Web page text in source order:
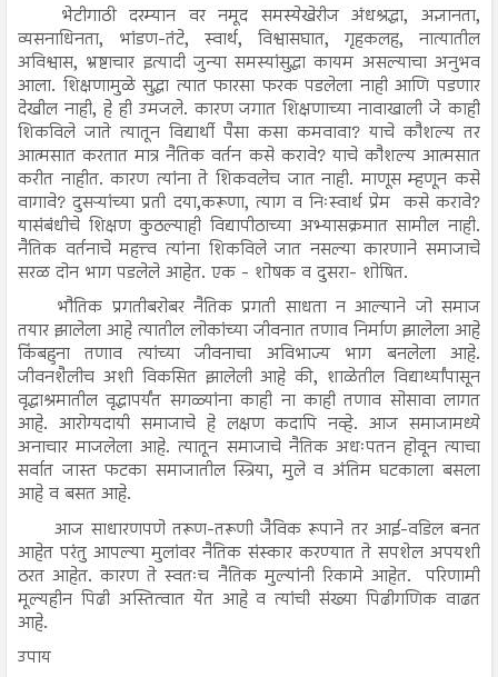
भेटीगाठी दरम्यान वर नमूद समस्येखेरीज अंधश्रद्धा, अज्ञानता,
व्यसनाधिनता, भांडण-तंटे, स्वार्थ, विश्वासघात, गृहकलह, नात्यातील
अविश्वास, भ्रष्टाचार इत्यादी जुन्या समस्यांसुद्धा कायम असल्याचा अनुभव
आला. शिक्षणामुळे सुद्धा त्यात फारसा फरक पडलेला नाही आणि पडणार
देखील नाही, हे ही उमजले. कारण जगात शिक्षणाच्या नावाखाली जे काही
शिकविले जाते त्यातून विद्यार्थी पैसा कसा कमवावा? याचे कौशल्य तर
आत्मसात करतात मात्र नैतिक वर्तन कसे करावे? याचे कौशल्य आत्मसात
करीत नाहीत. कारण त्यांना ते शिकवलेच जात नाही. माणूस म्हणून कसे
वागावे? दुसऱ्यांच्या प्रती दया,करूणा, त्याग व निःस्वार्थ प्रेम कसे करावे?
यासंबंधीचे शिक्षण कुठल्याही विद्यापीठाच्या अभ्यासक्रमात सामील नाही.
नैतिक वर्तनाचे महत्त्व त्यांना शिकविले जात नसल्या कारणाने समाजाचे
सरळ दोन भाग पडलेले आहेत. एक - शोषक व दुसरा- शोषित.
भौतिक प्रगतीबरोबर नैतिक प्रगती साधता न आल्याने जो समाज
तयार झालेला आहे त्यातील लोकांच्या जीवनात तणाव निर्माण झालेला आहे
किंबहुना तणाव त्यांच्या जीवनाचा अविभाज्य भाग बनलेला आहे.
जीवनशैलीच अशी विकसित झालेली आहे की, शाळेतील विद्यार्थ्यांपासून
वृद्धाश्रमातील वृद्धापर्यंत सगळ्यांना काही ना काही तणाव सोसावा लागत
आहे. आरोग्यदायी समाजाचे हे लक्षण कदापि नव्हे. आज समाजामध्ये
अनाचार माजलेला आहे. त्यातून समाजाचे नैतिक अधःपतन होवून त्याचा
सर्वात जास्त फटका समाजातील स्त्रिया, मुले व अंतिम घटकाला बसला
आहे व बसत आहे.
आज साधारणपणे तरूण-तरूणी जैविक रूपाने तर आई-वडिल बनत
आहेत परंतु आपल्या मुलांवर नैतिक संस्कार करण्यात ते सपशेल अपयशी
ठरत आहेत. कारण ते स्वतःच नैतिक मुल्यांनी रिकामे आहेत. परिणामी
मूल्यहीन पिढी अस्तित्वात येत आहे व त्यांची संख्या पिढीगणिक वाढत
आहे.
उपाय